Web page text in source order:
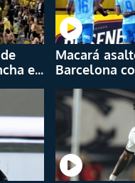
el
Macará
Barcelona
todo el